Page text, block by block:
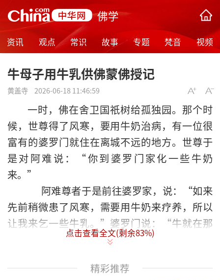
佛学
资讯 观点 常识 故事 专题 梵音 视频
牛母子用牛乳供佛蒙佛授记
黄盖寺 2026-06-18 11:46:59
一时，佛在舍卫国祇树给孤独园。那个时
候，世尊得了风寒，要用牛奶治病，有一位很
富有的婆罗门就住在离城不远的地方。世尊于
是对阿难说：“你到婆罗门家化一些牛奶
来。”
阿难尊者于是前往婆罗家，说：“如来
先前稍微患了风寒，需要用牛奶来疗养，所以
让我来乞一些牛乳。”婆罗门说：“牛就在那
间牛棚，您自个儿去挤！”阿难前往牛群共住
靠近，阿难心想：“出家人挤牛奶有失威仪，
点击查看全文(剩余83%)
精彩推荐